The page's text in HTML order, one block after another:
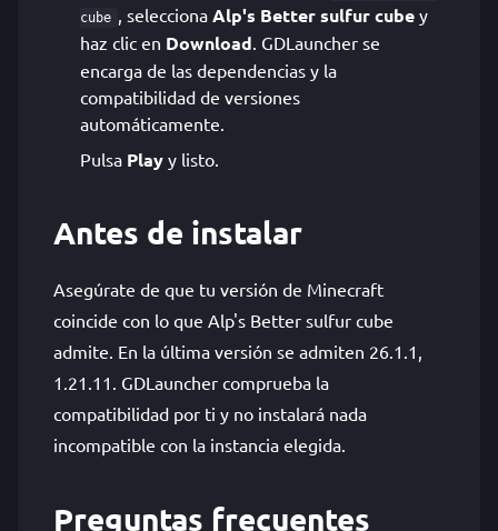
cube , selecciona Alp's Better sulfur cube y
haz clic en Download. GDLauncher se
encarga de las dependencias y la
compatibilidad de versiones
automáticamente.
Pulsa Play y listo.
Antes de instalar
Asegúrate de que tu versión de Minecraft
coincide con lo que Alp's Better sulfur cube
admite. En la última versión se admiten 26.1.1,
1.21.11. GDLauncher comprueba la
compatibilidad por ti y no instalará nada
incompatible con la instancia elegida.
Preguntas frecuentes